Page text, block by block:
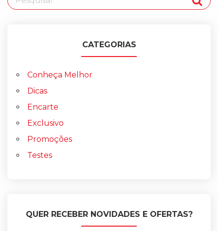
CATEGORIAS
Conheça Melhor
Dicas
Encarte
Exclusivo
Promoções
Testes
QUER RECEBER NOVIDADES E OFERTAS?